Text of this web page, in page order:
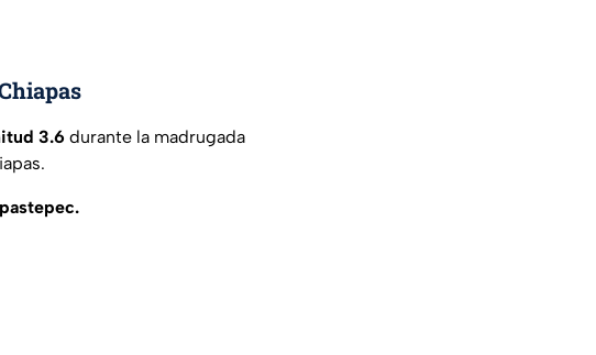
3.6 durante la madrugada